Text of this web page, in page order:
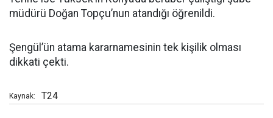
müdürü Doğan Topçu’nun atandığı öğrenildi.
Şengül’ün atama kararnamesinin tek kişilik olması
dikkati çekti.
Kaynak: T24